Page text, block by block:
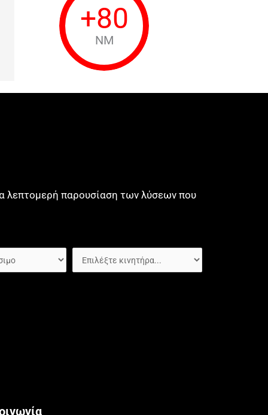
+80
NM
λεπτομερή παρουσίαση των λύσεων που